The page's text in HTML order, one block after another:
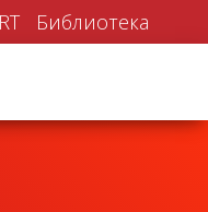
Библиотека